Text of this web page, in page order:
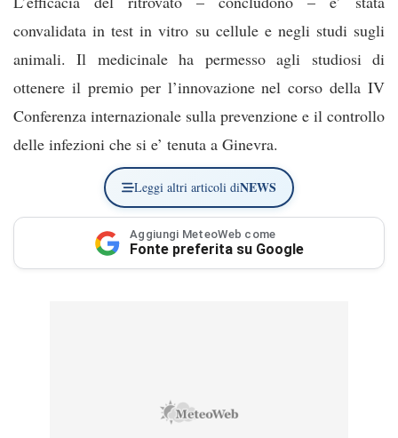
convalidata in test in vitro su cellule e negli studi sugli
animali. Il medicinale ha permesso agli studiosi di
ottenere il premio per l’innovazione nel corso della IV
Conferenza internazionale sulla prevenzione e il controllo
delle infezioni che si e’ tenuta a Ginevra.
Leggi altri articoli diNEWS
Aggiungi MeteoWeb come
Fonte preferita su Google